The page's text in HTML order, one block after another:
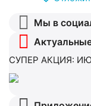
Мы в
СУПЕР АКЦИЯ: